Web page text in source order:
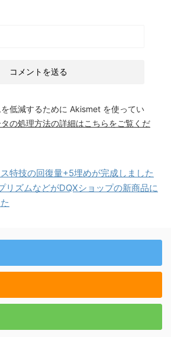
低減するために Akismet を使ってい
の処理方法の詳細はこちらをご覧くだ
特技の回復量+5埋めが完成しました
リズムなどがDQXショップの新商品に